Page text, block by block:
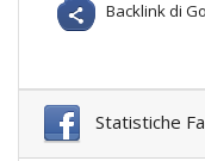
Backlink di
Statistiche